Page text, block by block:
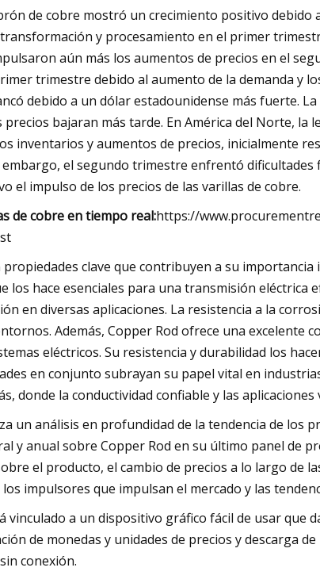
de cobre mostró un crecimiento positivo
y procesamiento en el primer
aún más los aumentos de precios en el
trimestre debido al aumento de la demanda y
debido a un dólar estadounidense más fuerte.
bajaran más tarde. En América del Norte, la
inventarios y aumentos de precios, inicialmente
embargo, el segundo trimestre enfrentó dificultades
el impulso de los precios de las varillas de cobre.
de cobre en tiempo real:https://
clave que contribuyen a su
los hace esenciales para una transmisión eléctrica
en diversas aplicaciones. La resistencia a la
Además, Copper Rod ofrece una excelente
eléctricos. Su resistencia y durabilidad los
en conjunto subrayan su papel vital en
donde la conductividad confiable y las aplicaciones
un análisis en profundidad de la tendencia de los
y anual sobre Copper Rod en su último panel de
el producto, el cambio de precios a lo largo de
impulsores que impulsan el mercado y las
vinculado a un dispositivo gráfico fácil de usar que
de monedas y unidades de precios y descarga
conexión.